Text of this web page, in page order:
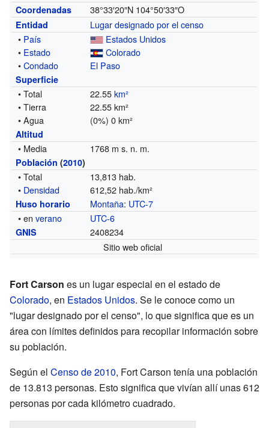
Coordenadas 38°33′20″N 104°50′33″O
Entidad
Lugar designado por el censo
• País
Estados Unidos
• Estado
Colorado
•Condado El Paso
Superficie
• Total 22.55km²
• Tierra
22.55 km²
• Agua
(0%) 0 km²
Altitud
• Media 1768 m s. n. m.
Población (2010)
• Total
13,813 hab.
• Densidad 612,52 hab./km²
Huso horario Montaña: UTC-7
• enverano UTC-6
GNIS
2408234
Sitio web oficial
Fort Carson es un lugar especial en el estado de
Colorado, en Estados Unidos. Se le conoce como un
"lugar designado por el censo", lo que significa que es un
área con límites definidos para recopilar información sobre
su población.
Según el Censo de 2010, Fort Carson tenía una población
de 13.813 personas. Esto significa que vivían allí unas 612
personas por cada kilómetro cuadrado.